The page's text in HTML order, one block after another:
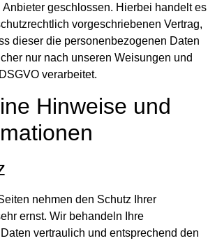
geschlossen. Hierbei handelt es
vorgeschriebenen Vertrag,
dieser die personenbezogenen Daten
nur nach unseren Weisungen und
verarbeitet.
Hinweise und
nehmen den Schutz Ihrer
ernst. Wir behandeln Ihre
vertraulich und entsprechend den